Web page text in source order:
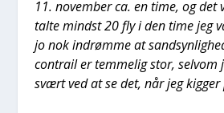
11. novem­ber ca. en time, og
tal­te mindst 20 fly i den time jeg
jo nok indrøm­me at
con­trail er tem­me­lig stor, selv­om
svært ved at se det, når jeg